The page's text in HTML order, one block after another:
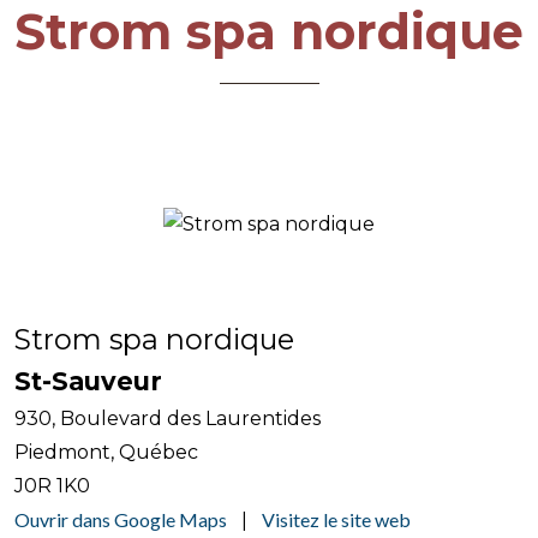
Strom spa nordique
Strom spa nordique
St-Sauveur
930, Boulevard des Laurentides
Piedmont, Québec
J0R 1K0
Ouvrir dans Google Maps
Visitez le site web